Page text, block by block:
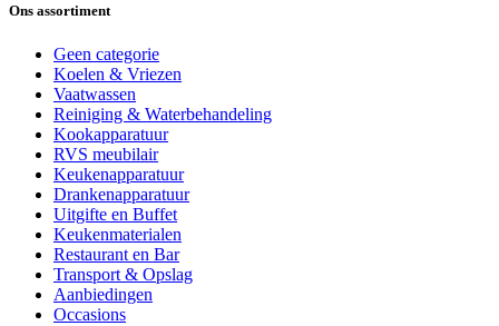
Ons assortiment
Geen categorie
Koelen & Vriezen
Vaatwassen
Reiniging & Waterbehandeling
Kookapparatuur
RVS meubilair
Keukenapparatuur
Drankenapparatuur
Uitgifte en Buffet
Keukenmaterialen
Restaurant en Bar
Transport & Opslag
Aanbiedingen
Occasions